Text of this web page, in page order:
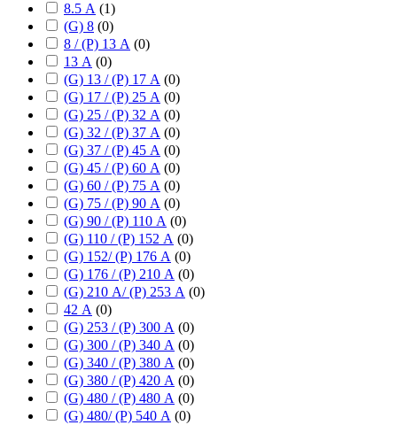
8.5 А (1)
(G) 8 (0)
8 / (P) 13 А (0)
13 А (0)
(G) 13 / (P) 17 А (0)
(G) 17 / (P) 25 А (0)
(G) 25 / (P) 32 А (0)
(G) 32 / (P) 37 А (0)
(G) 37 / (P) 45 А (0)
(G) 45 / (P) 60 А (0)
(G) 60 / (P) 75 А (0)
(G) 75 / (P) 90 А (0)
(G) 90 / (P) 110 А (0)
(G) 110 / (P) 152 А (0)
(G) 152/ (P) 176 А (0)
(G) 176 / (P) 210 А (0)
(G) 210 А/ (P) 253 А (0)
42 А (0)
(G) 253 / (P) 300 А (0)
(G) 300 / (P) 340 А (0)
(G) 340 / (P) 380 А (0)
(G) 380 / (P) 420 А (0)
(G) 480 / (P) 480 А (0)
(G) 480/ (P) 540 А (0)